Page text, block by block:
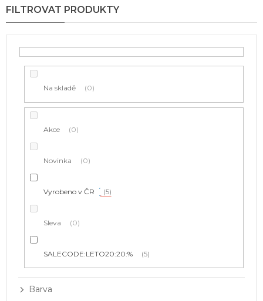
p
r
o
Na skladě 0
Akce 0
Novinka 0
Vyrobeno v ČR 5
Sleva 0
SALECODE:LETO20:20:% 5
Barva